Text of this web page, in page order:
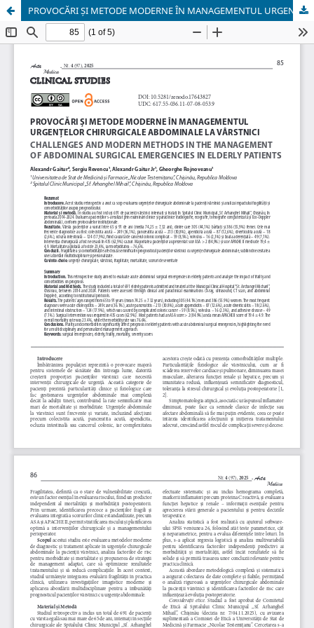
PROVOCĂRI ȘI METODE MODERNE ÎN MANAGEMENTUL URGENȚELOR CHIRURGICALE ABDOMINALE LA VÂRSTNICI